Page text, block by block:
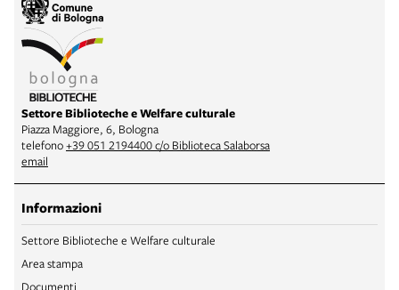
Settore Biblioteche e Welfare culturale
Piazza Maggiore, 6, Bologna
telefono+39 051 2194400 c/o Biblioteca Salaborsa
email
Informazioni
Settore Biblioteche e Welfare culturale
Area stampa
Documenti